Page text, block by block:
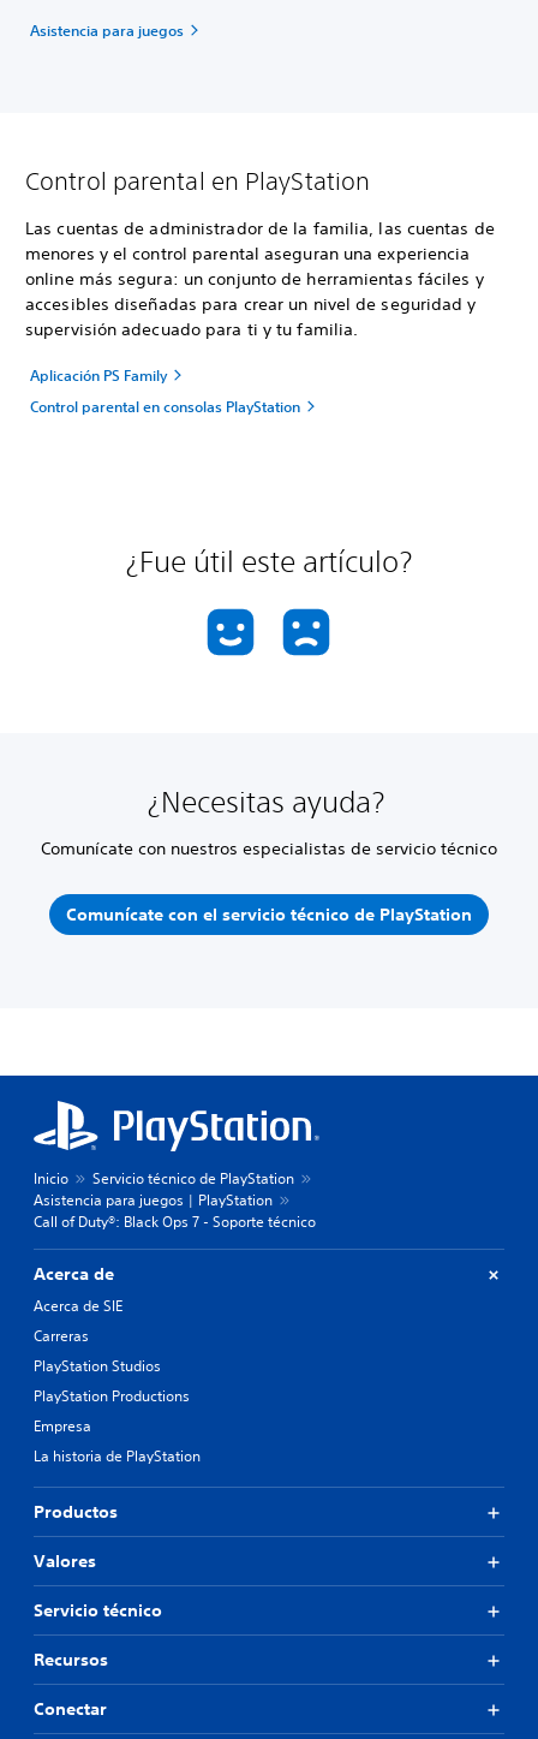
Asistencia para juegos
Control parental en PlayStation
Las cuentas de administrador de la familia, las cuentas de
menores y el control parental aseguran una experiencia
online más segura: un conjunto de herramientas fáciles y
accesibles diseñadas para crear un nivel de seguridad y
supervisión adecuado para ti y tu familia.
Aplicación PS Family
Control parental en consolas PlayStation
¿Fue útil este artículo?
¿Necesitas ayuda?
Comunícate con nuestros especialistas de servicio técnico
Comunícate con el servicio técnico de PlayStation
Inicio
Servicio técnico de PlayStation
Asistencia para juegos | PlayStation
Call of Duty®: Black Ops 7 - Soporte técnico
Acerca de
Acerca de SIE
Carreras
PlayStation Studios
PlayStation Productions
Empresa
La historia de PlayStation
Productos
Valores
Servicio técnico
Recursos
Conectar